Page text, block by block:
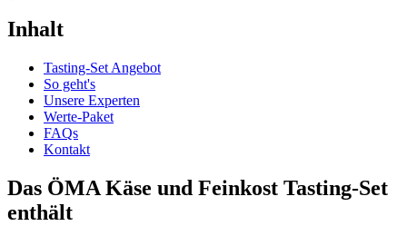
Inhalt
Tasting-Set Angebot
So geht's
Unsere Experten
Werte-Paket
FAQs
Kontakt
Das ÖMA Käse und Feinkost Tasting-Set
enthält